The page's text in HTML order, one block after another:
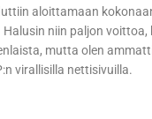
aloittamaan
niin paljon
mutta olen
virallisilla nettisivuilla.